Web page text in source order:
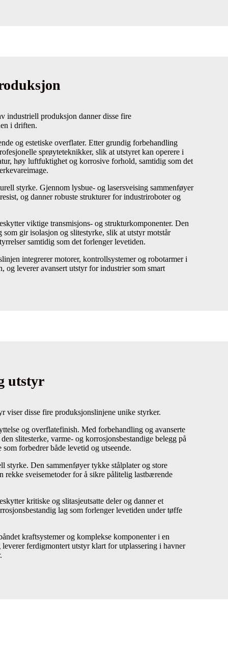
industriell produksjon danner disse fire
i driften.
og estetiske overflater. Etter grundig forbehandling
sprøyteteknikker, slik at utstyret kan operere i
høy luftfuktighet og korrosive forhold, samtidig som det
styrke. Gjennom lysbue- og lasersveising sammenføyer
og danner robuste strukturer for industriroboter og
viktige transmisjons- og strukturkomponenter. Den
som gir isolasjon og slitestyrke, slik at utstyr motstår
samtidig som det forlenger levetiden.
integrerer motorer, kontrollsystemer og robotarmer i
og leverer avansert utstyr for industrier som smart
utstyr
viser disse fire produksjonslinjene unike styrker.
og overflatefinish. Med forbehandling og avanserte
slitesterke, varme- og korrosjonsbestandige belegg på
som forbedrer både levetid og utseende.
styrke. Den sammenføyer tykke stålplater og store
rekke sveisemetoder for å sikre pålitelig lastbærende
kritiske og slitasjeutsatte deler og danner et
lag som forlenger levetiden under tøffe
kraftsystemer og komplekse komponenter i en
leverer ferdigmontert utstyr klart for utplassering i havner